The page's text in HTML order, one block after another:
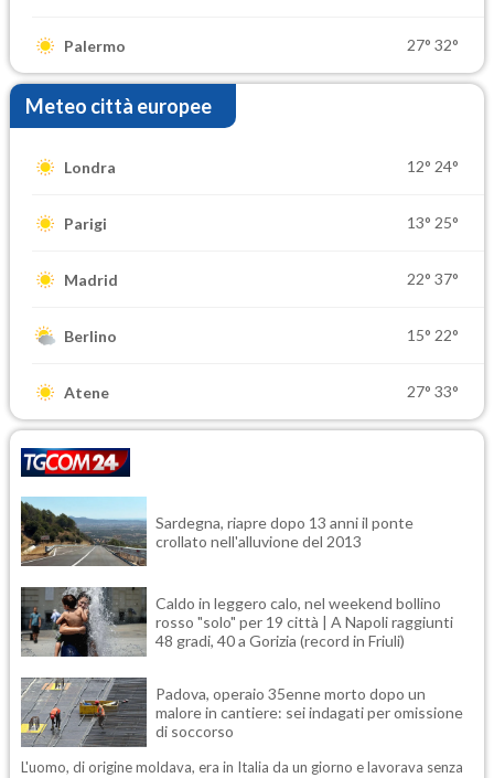
Palermo 27° 32°
Meteo città europee
Londra 12° 24°
Parigi 13° 25°
Madrid 22° 37°
Berlino 15° 22°
Atene 27° 33°
Sardegna, riapre dopo 13 anni il ponte
crollato nell'alluvione del 2013
Caldo in leggero calo, nel weekend bollino
rosso "solo" per 19 città | A Napoli raggiunti
48 gradi, 40 a Gorizia (record in Friuli)
Padova, operaio 35enne morto dopo un
malore in cantiere: sei indagati per omissione
di soccorso
L'uomo, di origine moldava, era in Italia da un giorno e lavorava senza